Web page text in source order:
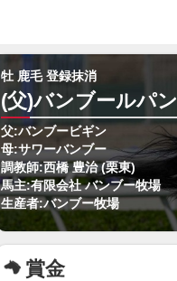
牡 鹿毛 登録抹消
(父)バンブールパン
父:バンブービギン
母:サワーバンブー
調教師:西橋 豊治 (栗東)
馬主:有限会社 バンブー牧場
生産者:バンブー牧場
賞金